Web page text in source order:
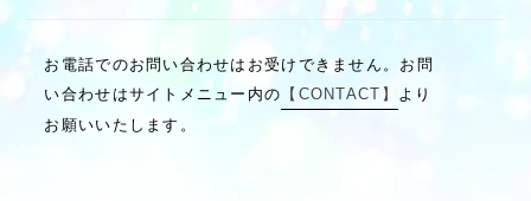
お電話でのお問い合わせはお受けできません。お問
い合わせはサイトメニュー内の 【CONTACT】 より
お願いいたします。